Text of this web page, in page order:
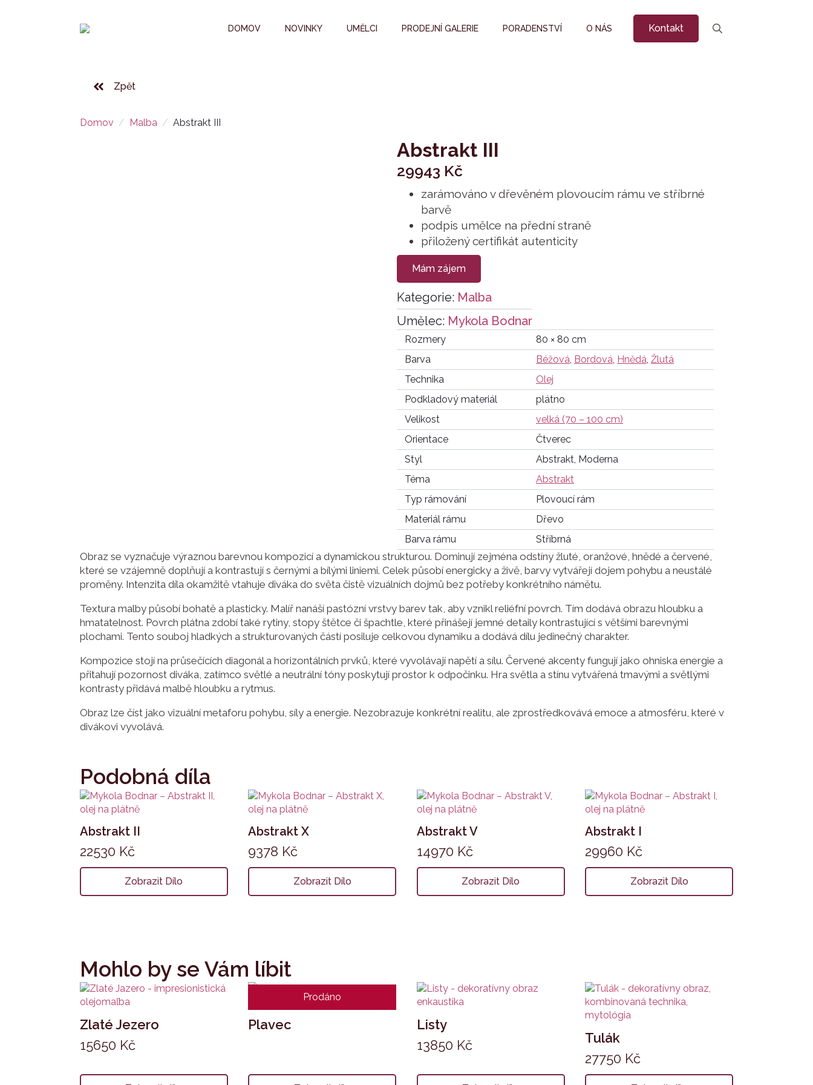
DOMOV NOVINKY UMĚLCI PRODEJNÍ GALERIE PORADENSTVÍ O NÁS
Kontakt
Zpět
Domov Malba Abstrakt III
Abstrakt III
29943 Kč
zarámováno v dřevěném plovoucím rámu ve stříbrné
barvě
podpis umělce na přední straně
přiložený certifikát autenticity
Mám zájem
Kategorie: Malba
Umělec: Mykola Bodnar
Rozmery
80 × 80 cm
Barva
Béžová, Bordová, Hnědá, Žlutá
Technika
Olej
Podkladový materiál
plátno
Velikost
velká (70 – 100 cm)
Orientace
Čtverec
Styl
Abstrakt, Moderna
Téma
Abstrakt
Typ rámování
Plovoucí rám
Materiál rámu
Dřevo
Barva rámu
Stříbrná
Obraz se vyznačuje výraznou barevnou kompozicí a dynamickou strukturou. Dominují zejména odstíny žluté, oranžové, hnědé a červené,
které se vzájemně doplňují a kontrastují s černými a bílými liniemi. Celek působí energicky a živě, barvy vytvářejí dojem pohybu a neustálé
proměny. Intenzita díla okamžitě vtahuje diváka do světa čistě vizuálních dojmů bez potřeby konkrétního námětu.
Textura malby působí bohatě a plasticky. Malíř nanáší pastózní vrstvy barev tak, aby vznikl reliéfní povrch. Tím dodává obrazu hloubku a
hmatatelnost. Povrch plátna zdobí také rytiny, stopy štětce či špachtle, které přinášejí jemné detaily kontrastující s většími barevnými
plochami. Tento souboj hladkých a strukturovaných částí posiluje celkovou dynamiku a dodává dílu jedinečný charakter.
Kompozice stojí na průsečících diagonál a horizontálních prvků, které vyvolávají napětí a sílu. Červené akcenty fungují jako ohniska energie a
přitahují pozornost diváka, zatímco světlé a neutrální tóny poskytují prostor k odpočinku. Hra světla a stínu vytvářená tmavými a světlými
kontrasty přidává malbě hloubku a rytmus.
Obraz lze číst jako vizuální metaforu pohybu, síly a energie. Nezobrazuje konkrétní realitu, ale zprostředkovává emoce a atmosféru, které v
divákovi vyvolává.
Podobná díla
Abstrakt II
22530 Kč
Zobrazit Dílo
Abstrakt X
9378 Kč
Zobrazit Dílo
Abstrakt V
14970 Kč
Zobrazit Dílo
Abstrakt I
29960 Kč
Zobrazit Dílo
Mohlo by se Vám líbit
Zlaté Jezero
15650 Kč
Prodáno
Plavec
Listy
13850 Kč
Tulák
27750 Kč